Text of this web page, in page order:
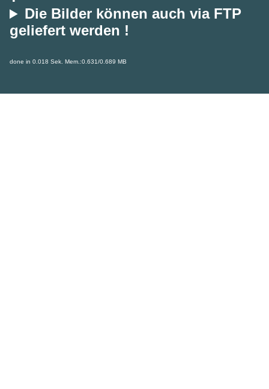
Die Bilder können auch via FTP
geliefert werden !
done in 0.018 Sek. Mem.:0.631/0.689 MB